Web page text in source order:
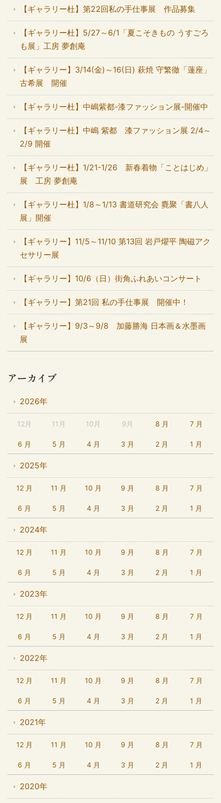
【ギャラリー杜】第22回私の手仕事展 作品募集
【ギャラリー杜】5/27～6/1「夏こそきもの うすごろ
も展」工房 夢創庵
【ギャラリー】3/14(金)～16(日) 萩焼 守繁徹「蓮座」
古希展 開催
【ギャラリー杜】中嶋紫都-漆ファッション展-開催中
【ギャラリー杜】中嶋 紫都 漆ファッション展 2/4～
2/9 開催
【ギャラリー杜】1/21-1/26 新春着物「ことはじめ」
展 工房 夢創庵
【ギャラリー杜】1/8～1/13 書道研究会 麑聚「書八人
展」開催
【ギャラリー】11/5～11/10 第13回 岩戸燿平 陶磁アク
セサリー展
【ギャラリー】10/6（日）街角ふれあいコンサート
【ギャラリー】第21回 私の手仕事展 開催中！
【ギャラリー】9/3～9/8 加藤勝海 日本画＆水墨画
展
アーカイブ
2026年
12月 11月 10月 9月 8 月 7 月
6 月 5 月 4 月 3 月 2 月 1 月
2025年
12 月 11 月 10 月 9 月 8 月 7 月
6 月 5 月 4 月 3 月 2 月 1 月
2024年
12 月 11 月 10 月 9 月 8 月 7 月
6 月 5 月 4 月 3 月 2 月 1 月
2023年
12 月 11 月 10 月 9 月 8 月 7 月
6 月 5 月 4 月 3 月 2 月 1 月
2022年
12 月 11 月 10 月 9 月 8 月 7 月
6 月 5 月 4 月 3 月 2 月 1 月
2021年
12 月 11 月 10 月 9 月 8 月 7 月
6 月 5 月 4 月 3 月 2 月 1 月
2020年